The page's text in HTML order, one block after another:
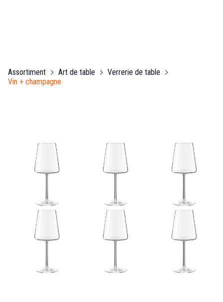
Assortiment Art de table
Verrerie de table
Vin + champagne